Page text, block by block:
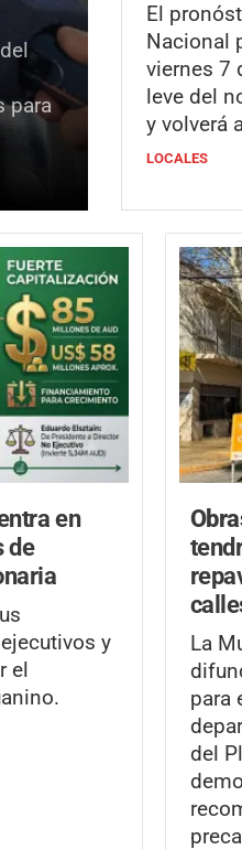
para
El
Nacional
viernes 7
leve del
y volverá
LOCALES
en
de
y
el
La
para
del